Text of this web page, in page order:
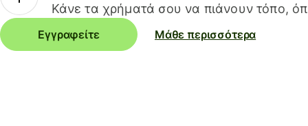
Κάνε τα χρήματά σου να πιάνουν τόπο,
Εγγραφείτε Μάθε περισσότερα